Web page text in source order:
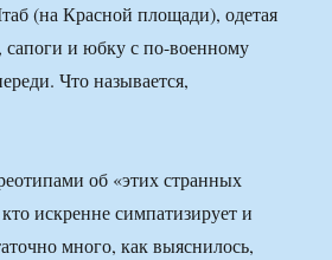
(на Красной площади), одетая
сапоги и юбку с по-военному
Что называется,
об «этих странных
искренне симпатизирует и
много, как выяснилось,